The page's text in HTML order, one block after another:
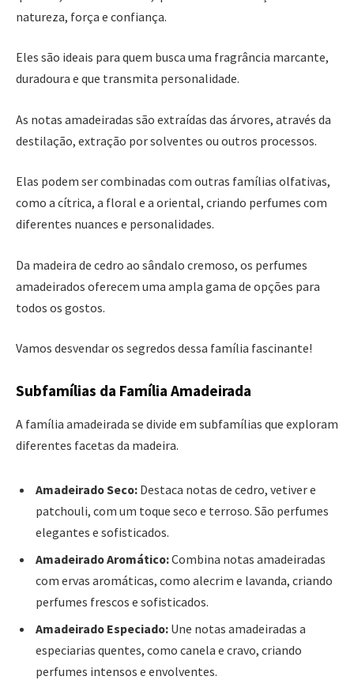
natureza, força e confiança.
Eles são ideais para quem busca uma fragrância marcante,
duradoura e que transmita personalidade.
As notas amadeiradas são extraídas das árvores, através da
destilação, extração por solventes ou outros processos.
Elas podem ser combinadas com outras famílias olfativas,
como a cítrica, a floral e a oriental, criando perfumes com
diferentes nuances e personalidades.
Da madeira de cedro ao sândalo cremoso, os perfumes
amadeirados oferecem uma ampla gama de opções para
todos os gostos.
Vamos desvendar os segredos dessa família fascinante!
Subfamílias da Família Amadeirada
A família amadeirada se divide em subfamílias que exploram
diferentes facetas da madeira.
Amadeirado Seco: Destaca notas de cedro, vetiver e
patchouli, com um toque seco e terroso. São perfumes
elegantes e sofisticados.
Amadeirado Aromático:Combina notas amadeiradas
com ervas aromáticas, como alecrim e lavanda, criando
perfumes frescos e sofisticados.
Amadeirado Especiado: Une notas amadeiradas a
especiarias quentes, como canela e cravo, criando
perfumes intensos e envolventes.